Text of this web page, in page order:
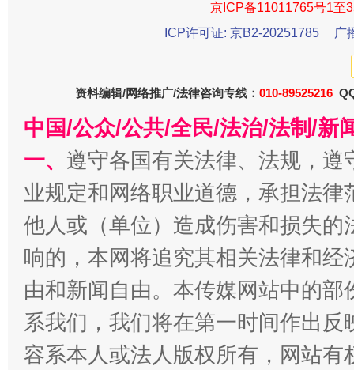
揭批美国五大"原罪" "炒
京ICP备11011765号1至
ICP许可证: 京B2-20251785
广
资料编辑/网络推广/法律咨询专线： 010-89525216
中国/公众/公共/全民/法治/法制/新
一、 遵守各国有关法律、法规，
业规定和网络职业道德，承担法
他人或（单位）造成伤害和损失
响的，本网将追究其相关法律和
由和新闻自由。本传媒网站中的
系我们，我们将在第一时间作出
容系本人或法人版权所有，网站